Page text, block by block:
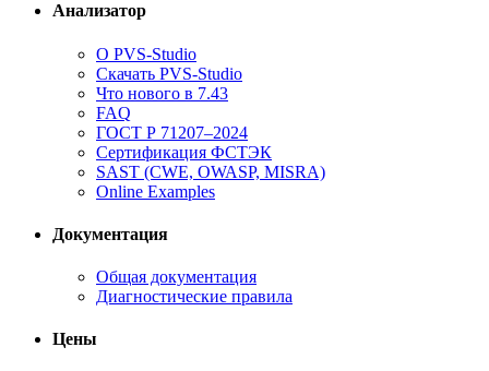
Анализатор
О PVS-Studio
Скачать PVS-Studio
Что нового в 7.43
FAQ
ГОСТ Р 71207–2024
Сертификация ФСТЭК
SAST (CWE, OWASP, MISRA)
Online Examples
Документация
Общая документация
Диагностические правила
Цены